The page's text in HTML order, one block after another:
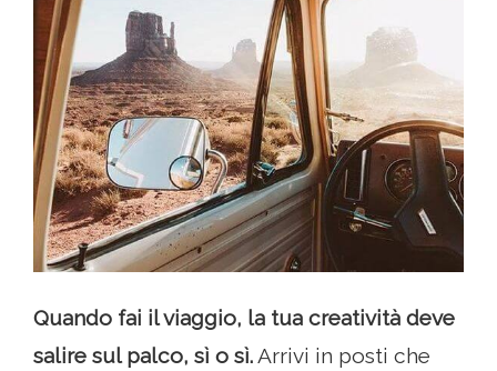
Quando fai il viaggio, la tua creatività deve
salire sul palco, sì o sì.Arrivi in ​​posti che